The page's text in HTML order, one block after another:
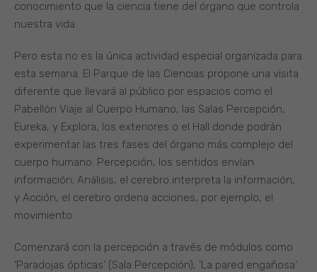
conocimiento que la ciencia tiene del órgano que controla
nuestra vida.
Pero esta no es la única actividad especial organizada para
esta semana. El Parque de las Ciencias propone una visita
diferente que llevará al público por espacios como el
Pabellón Viaje al Cuerpo Humano, las Salas Percepción,
Eureka, y Explora, los exteriores o el Hall donde podrán
experimentar las tres fases del órgano más complejo del
cuerpo humano: Percepción, los sentidos envían
información; Análisis, el cerebro interpreta la información,
y Acción, el cerebro ordena acciones, por ejemplo, el
movimiento.
Comenzará con la percepción a través de módulos como
‘Paradojas ópticas’ (Sala Percepción), ‘La pared engañosa’